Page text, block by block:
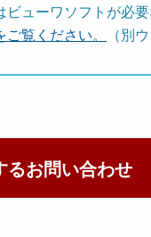
ューワソフトが必要
覧ください。
（別
るお問い合わせ